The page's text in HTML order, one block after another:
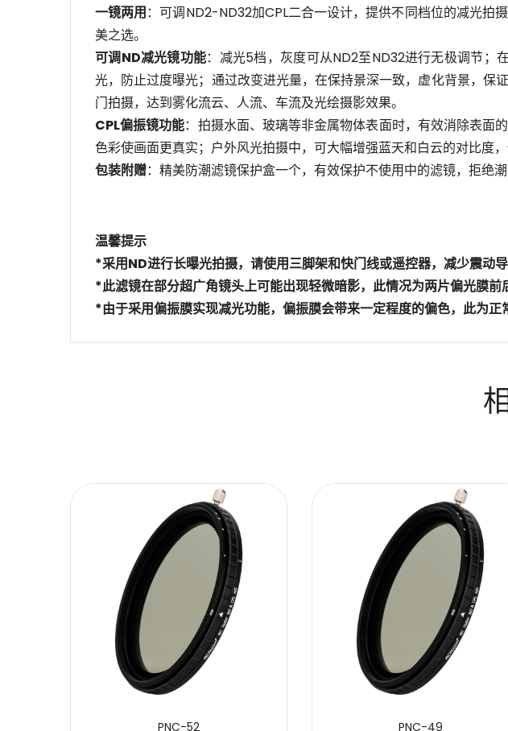
一镜两用：可调ND2-ND32加CPL二合一设计，提供不同档位的减光拍
美之选。
可调ND减光镜功能：减光5档，灰度可从ND2至ND32进行无极调节；
光，防止过度曝光；通过改变进光量，在保持景深一致，虚化背景，
门拍摄，达到雾化流云、人流、车流及光绘摄影效果。
CPL偏振镜功能：拍摄水面、玻璃等非金属物体表面时，有效消除表面
色彩使画面更真实；户外风光拍摄中，可大幅增强蓝天和白云的对比度，
包装附赠：精美防潮滤镜保护盒一个，有效保护不使用中的滤镜，拒绝
温馨提示
*采用ND进行长曝光拍摄，请使用三脚架和快门线或遥控器，减少震动导
*此滤镜在部分超广角镜头上可能出现轻微暗影，此情况为两片偏光膜前
*由于采用偏振膜实现减光功能，偏振膜会带来一定程度的偏色，此为正
PNC-52 PNC-49